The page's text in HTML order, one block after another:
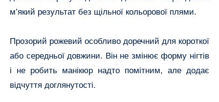
м’який результат без щільної кольорової плями.
Прозорий рожевий особливо доречний для короткої
або середньої довжини. Він не змінює форму нігтів
і не робить манікюр надто помітним, але додає
відчуття доглянутості.